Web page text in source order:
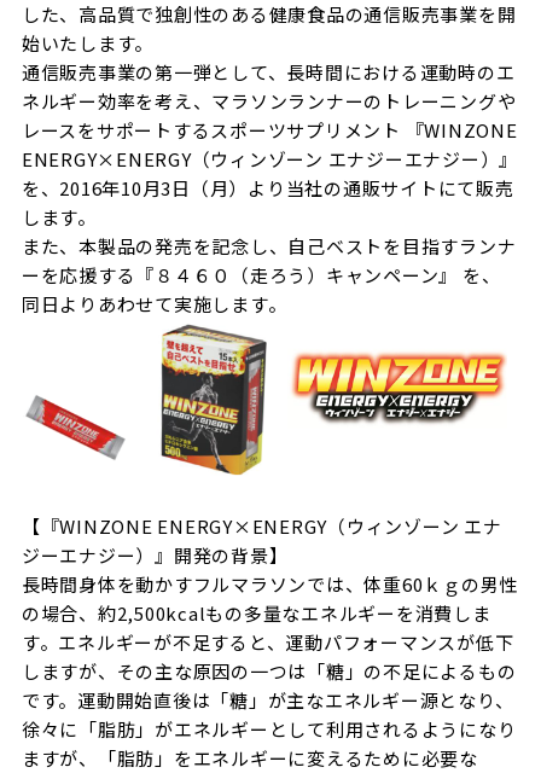
した、高品質で独創性のある健康食品の通信販売事業を開
始いたします。
通信販売事業の第一弾として、長時間における運動時のエ
ネルギー効率を考え、マラソンランナーのトレーニングや
レースをサポートするスポーツサプリメント
『WINZONE
ENERGY×ENERGY（ウィンゾーン エナジーエナジー）』
を、 2016年10月3日（月）より当社の通販サイトにて販売
します。
また、本製品の発売を記念し、自己ベストを目指すランナ
ーを応援する『８４６０（走ろう）キャンペーン』
を、
同日よりあわせて実施します。
【『WINZONE ENERGY×ENERGY （ウィンゾーン エナ
ジーエナジー）』開発の背景】
長時間身体を動かすフルマラソンでは、体重60 ｋｇの男性
の場合、約2,500kcalもの多量なエネルギーを消費しま
す。エネルギーが不足すると、運動パフォーマンスが低下
しますが、その主な原因の一つは「糖」の不足によるもの
です。運動開始直後は「糖」が主なエネルギー源となり、
徐々に「脂肪」がエネルギーとして利用されるようになり
ますが、「脂肪」をエネルギーに変えるために必要な